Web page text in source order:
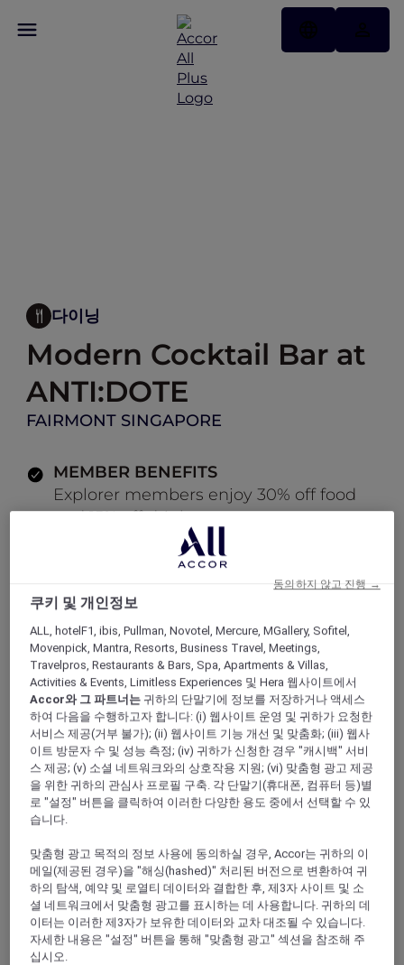
다이닝
Modern Cocktail Bar at
ANTI:DOTE
FAIRMONT SINGAPORE
MEMBER BENEFITS
Explorer members enjoy 30% off food
and 15% off drinks
ALL Accor+ Explorer
Offers
Modern Cocktail Bar at ANTI:DOTE
Enjoy 30% Off Food and 15%
Off Drinks
Situated withinFairmont Singapore,
ANTI:DOTE
crafted cocktails and refined bar bites. From
relaxed afternoons to quiet evenings, the
space provides an inviting setting to unwind
and connect.
Combining modern design with an
understated, stylish atmosphere, watch
쿠키 및 개인정보
ALL, hotelF1, ibis, Pullman, Novotel, Mercure, MGallery, Sofitel,
Movenpick, Mantra, Resorts, Business Travel, Meetings,
Travelpros, Restaurants & Bars, Spa, Apartments & Villas,
Activities & Events, Limitless Experiences 및 Hera 웹사이트에서
Accor와 그 파트너는 귀하의 단말기에 정보를 저장하거나 액세스
하여 다음을 수행하고자 합니다: (i) 웹사이트 운영 및 귀하가 요청한
서비스 제공(거부 불가); (ii) 웹사이트 기능 개선 및 맞춤화; (iii) 웹사
이트 방문자 수 및 성능 측정; (iv) 귀하가 신청한 경우 "캐시백" 서비
스 제공; (v) 소셜 네트워크와의 상호작용 지원; (vi) 맞춤형 광고 제공
을 위한 귀하의 관심사 프로필 구축. 각 단말기(휴대폰, 컴퓨터 등)별
로 "설정" 버튼을 클릭하여 이러한 다양한 용도 중에서 선택할 수 있
습니다.
맞춤형 광고 목적의 정보 사용에 동의하실 경우, Accor는 귀하의 이
메일(제공된 경우)을 "해싱(hashed)" 처리된 버전으로 변환하여 귀
하의 탐색, 예약 및 로열티 데이터와 결합한 후, 제3자 사이트 및 소
셜 네트워크에서 맞춤형 광고를 표시하는 데 사용합니다. 귀하의 데
이터는 이러한 제3자가 보유한 데이터와 교차 대조될 수 있습니다.
자세한 내용은 "설정" 버튼을 통해 "맞춤형 광고" 섹션을 참조해 주
십시오.
동의하지 않고 진행 →